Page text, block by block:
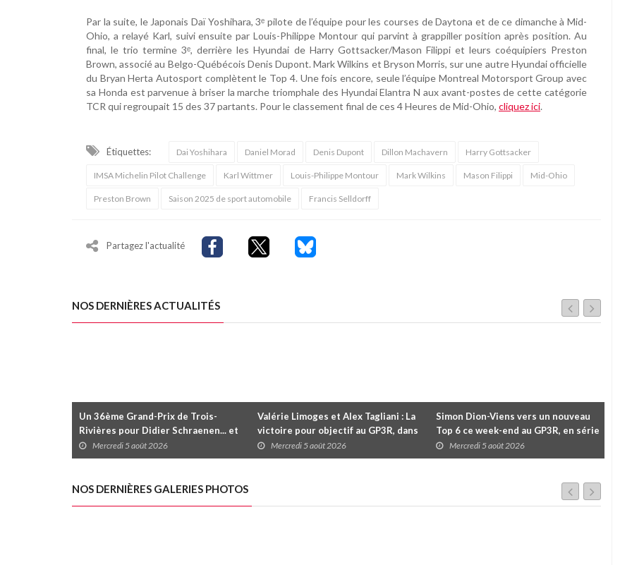
Par la suite, le Japonais Daï Yoshihara, 3ᵉ pilote de l’équipe pour les courses de Daytona et de ce dimanche à Mid-
Ohio, a relayé Karl, suivi ensuite par Louis-Philippe Montour qui parvint à grappiller position après position. Au
final, le trio termine 3ᵉ, derrière les Hyundai de Harry Gottsacker/Mason Filippi et leurs coéquipiers Preston
Brown, associé au Belgo-Québécois Denis Dupont. Mark Wilkins et Bryson Morris, sur une autre Hyundai officielle
du Bryan Herta Autosport complètent le Top 4. Une fois encore, seule l’équipe Montreal Motorsport Group avec
sa Honda est parvenue à briser la marche triomphale des Hyundai Elantra N aux avant-postes de cette catégorie
TCR qui regroupait 15 des 37 partants. Pour le classement final de ces 4 Heures de Mid-Ohio, cliquez ici.
Étiquettes: Dai Yoshihara Daniel Morad Denis Dupont Dillon Machavern Harry Gottsacker
IMSA Michelin Pilot Challenge Karl Wittmer Louis-Philippe Montour Mark Wilkins Mason Filippi Mid-Ohio
Preston Brown Saison 2025 de sport automobile Francis Selldorff
Partagez l'actualité
NOS DERNIÈRES ACTUALITÉS
Un 36ème Grand-Prix de Trois-
Rivières pour Didier Schraenen... et
une première en Challenge Canada
Mercredi 5 août 2026
Valérie Limoges et Alex Tagliani : La
victoire pour objectif au GP3R, dans
trois séries différentes
Mercredi 5 août 2026
Simon Dion-Viens vers un nouveau
Top 6 ce week-end au GP3R, en série
NASCAR Canada ?
Mercredi 5 août 2026
À
NOS DERNIÈRES GALERIES PHOTOS